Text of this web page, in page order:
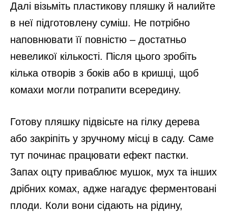
Далі візьміть пластикову пляшку й налийте
в неї підготовлену суміш. Не потрібно
наповнювати її повністю – достатньо
невеликої кількості. Після цього зробіть
кілька отворів з боків або в кришці, щоб
комахи могли потрапити всередину.
Готову пляшку підвісьте на гілку дерева
або закріпіть у зручному місці в саду. Саме
тут починає працювати ефект пастки.
Запах оцту приваблює мушок, мух та інших
дрібних комах, адже нагадує ферментовані
плоди. Коли вони сідають на рідину,